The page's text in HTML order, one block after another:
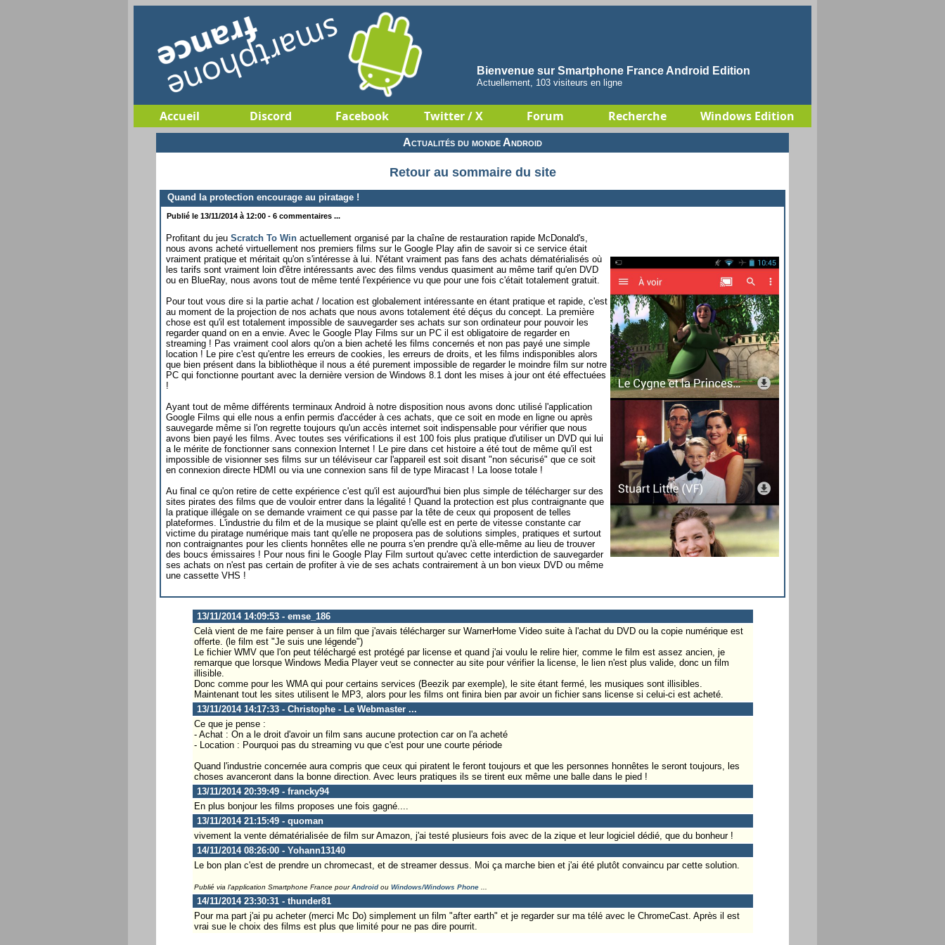
Bienvenue sur Smartphone France Android Edition
Actuellement, 103 visiteurs en ligne
Accueil Discord Facebook Twitter / X Forum Recherche Windows Edition
Actualités du monde Android
Retour au sommaire du site
Quand la protection encourage au piratage !
Publié le 13/11/2014 à 12:00 - 6 commentaires ...
Profitant du jeu Scratch To Win actuellement organisé par la chaîne de restauration rapide McDonald's,
nous avons acheté virtuellement nos premiers films sur le Google Play afin de savoir si ce service était
vraiment pratique et méritait qu'on s'intéresse à lui. N'étant vraiment pas fans des achats dématérialisés où
les tarifs sont vraiment loin d'être intéressants avec des films vendus quasiment au même tarif qu'en DVD
ou en BlueRay, nous avons tout de même tenté l'expérience vu que pour une fois c'était totalement gratuit.
Pour tout vous dire si la partie achat / location est globalement intéressante en étant pratique et rapide, c'est
au moment de la projection de nos achats que nous avons totalement été déçus du concept. La première
chose est qu'il est totalement impossible de sauvegarder ses achats sur son ordinateur pour pouvoir les
regarder quand on en a envie. Avec le Google Play Films sur un PC il est obligatoire de regarder en
streaming ! Pas vraiment cool alors qu'on a bien acheté les films concernés et non pas payé une simple
location ! Le pire c'est qu'entre les erreurs de cookies, les erreurs de droits, et les films indisponibles alors
que bien présent dans la bibliothèque il nous a été purement impossible de regarder le moindre film sur notre
PC qui fonctionne pourtant avec la dernière version de Windows 8.1 dont les mises à jour ont été effectuées
!
Ayant tout de même différents terminaux Android à notre disposition nous avons donc utilisé l'application
Google Films qui elle nous a enfin permis d'accéder à ces achats, que ce soit en mode en ligne ou après
sauvegarde même si l'on regrette toujours qu'un accès internet soit indispensable pour vérifier que nous
avons bien payé les films. Avec toutes ses vérifications il est 100 fois plus pratique d'utiliser un DVD qui lui
a le mérite de fonctionner sans connexion Internet ! Le pire dans cet histoire a été tout de même qu'il est
impossible de visionner ses films sur un téléviseur car l'appareil est soit disant "non sécurisé" que ce soit
en connexion directe HDMI ou via une connexion sans fil de type Miracast ! La loose totale !
Au final ce qu'on retire de cette expérience c'est qu'il est aujourd'hui bien plus simple de télécharger sur des
sites pirates des films que de vouloir entrer dans la légalité ! Quand la protection est plus contraignante que
la pratique illégale on se demande vraiment ce qui passe par la tête de ceux qui proposent de telles
plateformes. L'industrie du film et de la musique se plaint qu'elle est en perte de vitesse constante car
victime du piratage numérique mais tant qu'elle ne proposera pas de solutions simples, pratiques et surtout
non contraignantes pour les clients honnêtes elle ne pourra s'en prendre qu'à elle-même au lieu de trouver
des boucs émissaires ! Pour nous fini le Google Play Film surtout qu'avec cette interdiction de sauvegarder
ses achats on n'est pas certain de profiter à vie de ses achats contrairement à un bon vieux DVD ou même
une cassette VHS !
13/11/2014 14:09:53 - emse_186
Celà vient de me faire penser à un film que j'avais télécharger sur WarnerHome Video suite à l'achat du DVD ou la copie numérique est
offerte. (le film est "Je suis une légende")
Le fichier WMV que l'on peut téléchargé est protégé par license et quand j'ai voulu le relire hier, comme le film est assez ancien, je
remarque que lorsque Windows Media Player veut se connecter au site pour vérifier la license, le lien n'est plus valide, donc un film
illisible.
Donc comme pour les WMA qui pour certains services (Beezik par exemple), le site étant fermé, les musiques sont illisibles.
Maintenant tout les sites utilisent le MP3, alors pour les films ont finira bien par avoir un fichier sans license si celui-ci est acheté.
13/11/2014 14:17:33 - Christophe - Le Webmaster ...
Ce que je pense :
- Achat : On a le droit d'avoir un film sans aucune protection car on l'a acheté
- Location : Pourquoi pas du streaming vu que c'est pour une courte période
Quand l'industrie concernée aura compris que ceux qui piratent le feront toujours et que les personnes honnêtes le seront toujours, les
choses avanceront dans la bonne direction. Avec leurs pratiques ils se tirent eux même une balle dans le pied !
13/11/2014 20:39:49 - francky94
En plus bonjour les films proposes une fois gagné....
13/11/2014 21:15:49 - quoman
vivement la vente dématérialisée de film sur Amazon, j'ai testé plusieurs fois avec de la zique et leur logiciel dédié, que du bonheur !
14/11/2014 08:26:00 - Yohann13140
Le bon plan c'est de prendre un chromecast, et de streamer dessus. Moi ça marche bien et j'ai été plutôt convaincu par cette solution.
Publié via l'application Smartphone France pourAndroidou Windows/Windows Phone...
14/11/2014 23:30:31 - thunder81
Pour ma part j'ai pu acheter (merci Mc Do) simplement un film "after earth" et je regarder sur ma télé avec le ChromeCast. Après il est
vrai sue le choix des films est plus que limité pour ne pas dire pourrit.